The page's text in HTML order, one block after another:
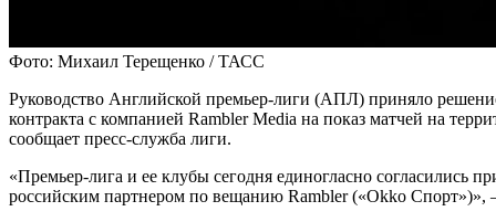
Фото: Михаил Терещенко / ТАСС
Руководство Английской премьер-лиги (АПЛ) приняло
контракта с компанией Rambler Media на показ матчей на
сообщает пресс-служба лиги.
«Премьер-лига и ее клубы сегодня единогласно согласились
российским партнером по вещанию Rambler («Okko Спорт»)»,